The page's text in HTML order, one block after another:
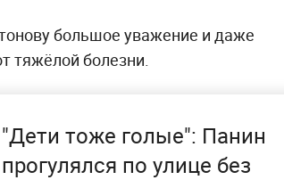
большое уважение и даже
тяжёлой болезни.
"Дети тоже голые": Панин
прогулялся по улице без